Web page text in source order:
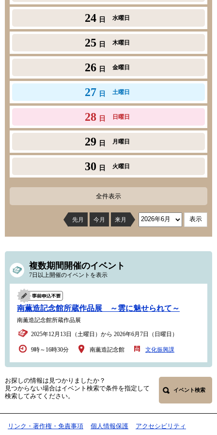
24 日 水曜日
25 日 木曜日
26 日 金曜日
27 日 土曜日
28 日 日曜日
29 日 月曜日
30 日 火曜日
全件表示
先月 今月 来月
複数期間開催のイベント
7日以上開催のイベントを表示
南薫造記念館所蔵作品展 ～雲に魅せられて～
南薫造記念館所蔵作品展
2025年12月13日（土曜日）から 2026年6月7日（日曜日）
9時～16時30分 南薫造記念館 文化振興課
お探しの情報は見つかりましたか？
見つからない場合はイベント検索で条件を指定して
検索してみてください。
イベント検索
リンク・著作権・免責事項 個人情報保護 アクセシビリティ